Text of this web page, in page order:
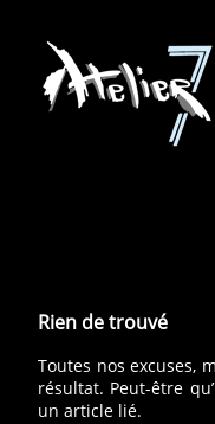
Rien de trouvé
Toutes nos excuses,
résultat. Peut-être
un article lié.